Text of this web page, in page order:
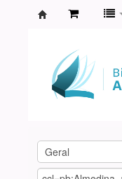
Agamenon
Magalhães